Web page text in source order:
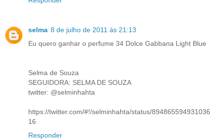
selma 8 de julho de 2011 às 21:13
Eu quero ganhar o perfume 34 Dolce Gabbana Light Blue
Selma de Souza
SEGUIDORA: SELMA DE SOUZA
twitter: @selminhahta
https://twitter.com/#!/selminhahta/status/894865594931036
16
Responder